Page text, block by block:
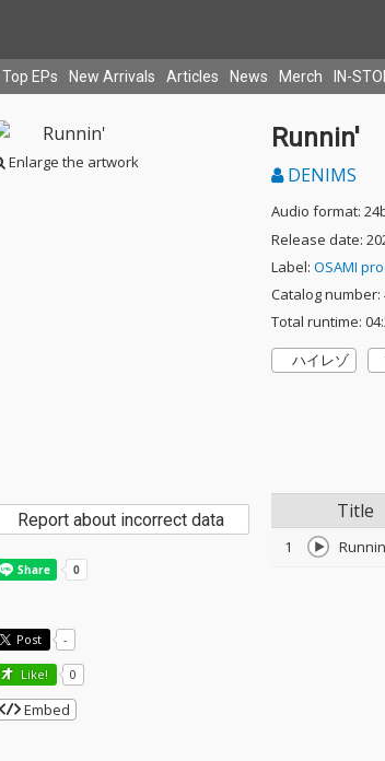
Top EPs New Arrivals Articles News Merch IN-
Enlarge the artwork
Runnin'
DENIMS
Audio format:
Release date:
Label: OSAMI
Catalog number:
Total runtime:
ハイレゾ
Title
1
Report about incorrect data
Post -
Like! 0
Embed